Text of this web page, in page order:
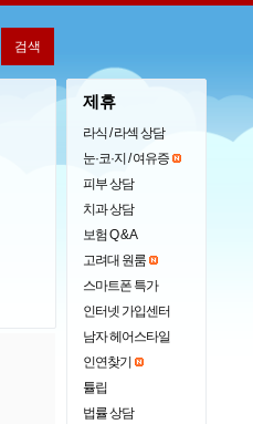
제휴
라식 / 라섹 상담
눈·코·지 / 여유증
피부 상담
치과 상담
보험 Q & A
고려대 원룸
스마트폰 특가
인터넷 가입센터
남자 헤어스타일
인연찾기
튤립
법률 상담